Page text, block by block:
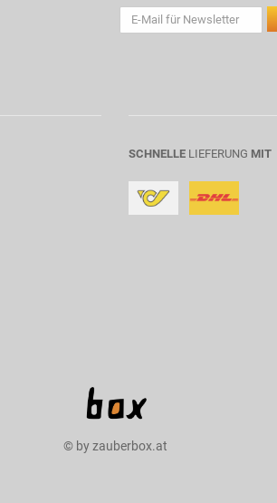
SCHNELLE LIEFERUNG MIT
© by zauberbox.at